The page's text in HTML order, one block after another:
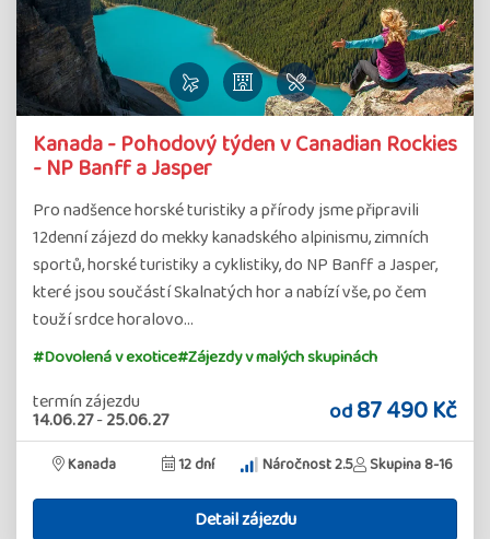
Kanada - Pohodový týden v Canadian Rockies
- NP Banff a Jasper
Pro nadšence horské turistiky a přírody jsme připravili
12denní zájezd do mekky kanadského alpinismu, zimních
sportů, horské turistiky a cyklistiky, do NP Banff a Jasper,
které jsou součástí Skalnatých hor a nabízí vše, po čem
touží srdce horalovo…
#Dovolená v exotice#Zájezdy v malých skupinách
termín zájezdu
14.06.27-25.06.27 od87 490 Kč
Kanada 12 dní Náročnost 2.5 Skupina 8-16
Detail zájezdu